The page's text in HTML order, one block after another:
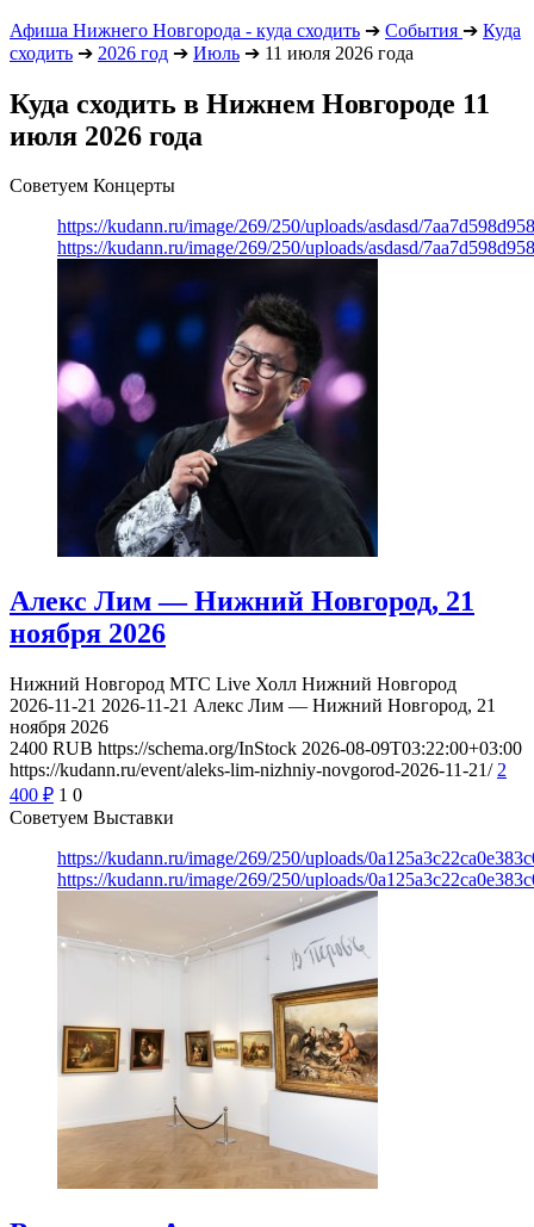
Афиша Нижнего Новгорода - куда сходить ➔ События ➔ Куда
сходить ➔ 2026 год ➔ Июль ➔ 11 июля 2026 года
Куда сходить в Нижнем Новгороде 11
июля 2026 года
Советуем Концерты
https://kudann.ru/image/269/250/uploads/asdasd/
https://kudann.ru/image/269/250/uploads/asdasd/
Алекс Лим — Нижний Новгород, 21
ноября 2026
Нижний Новгород МТС Live Холл Нижний Новгород
2026-11-21 2026-11-21 Алекс Лим — Нижний Новгород, 21
ноября 2026
2400 RUB https://schema.org/InStock 2026-08-09T03:22:00+03:00
https://kudann.ru/event/aleks-lim-nizhniy-novgorod-2026-11-21/ 2
400 ₽ 1 0
Советуем Выставки
https://kudann.ru/image/269/250/uploads/
https://kudann.ru/image/269/250/uploads/